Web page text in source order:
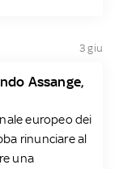
3 giu
Assange,
europeo dei
rinunciare al
una